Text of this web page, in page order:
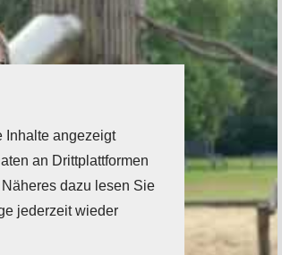
Inhalte angezeigt
an Drittplattformen
dazu lesen Sie
jederzeit wieder